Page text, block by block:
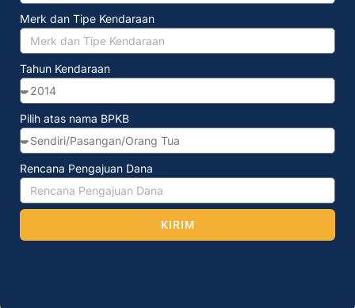
Merk dan Tipe Kendaraan
Tahun Kendaraan
Pilih atas nama BPKB
Rencana Pengajuan Dana
KIRIM